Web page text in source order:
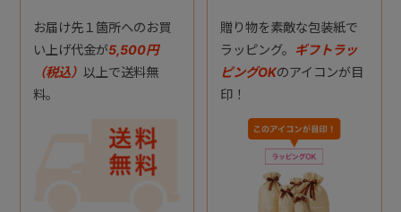
お届け先１箇所へのお買
い上げ代金が5,500円
（税込） 以上で送料無
料。
贈り物を素敵な包装紙で
ラッピング。 ギフトラッ
ピングOKのアイコンが目
印！